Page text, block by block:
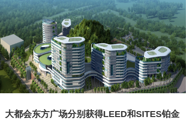
大都会东方广场分别获得LEED和SITES铂金